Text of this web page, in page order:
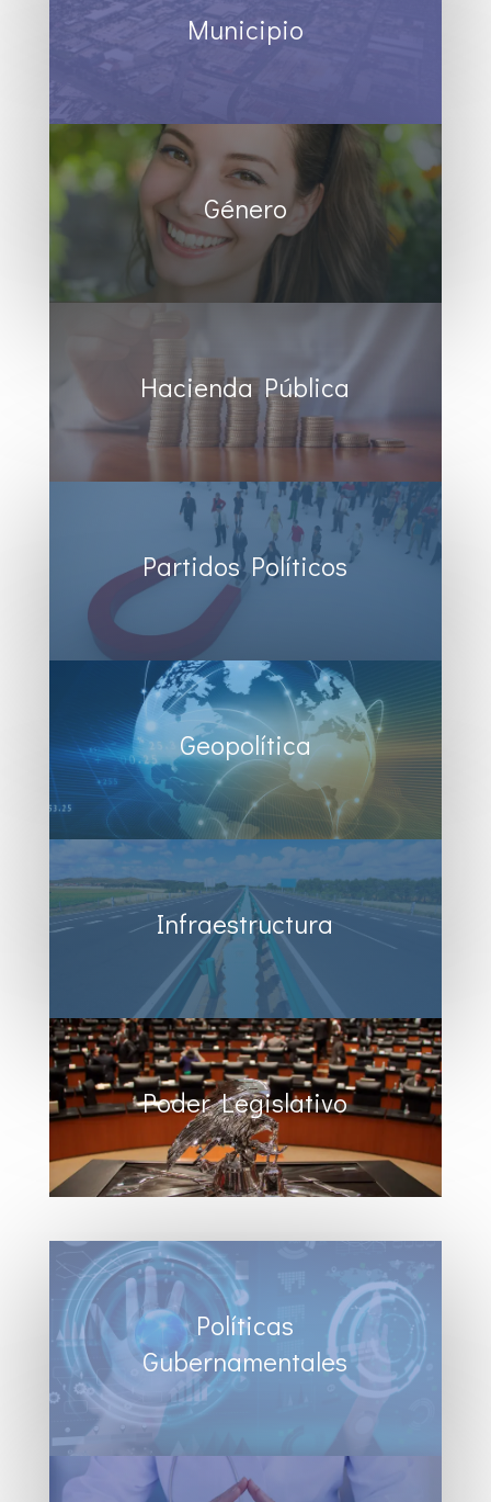
Municipio
Género
Hacienda Pública
Partidos Políticos
Geopolítica
Infraestructura
Poder Legislativo
Políticas
Gubernamentales